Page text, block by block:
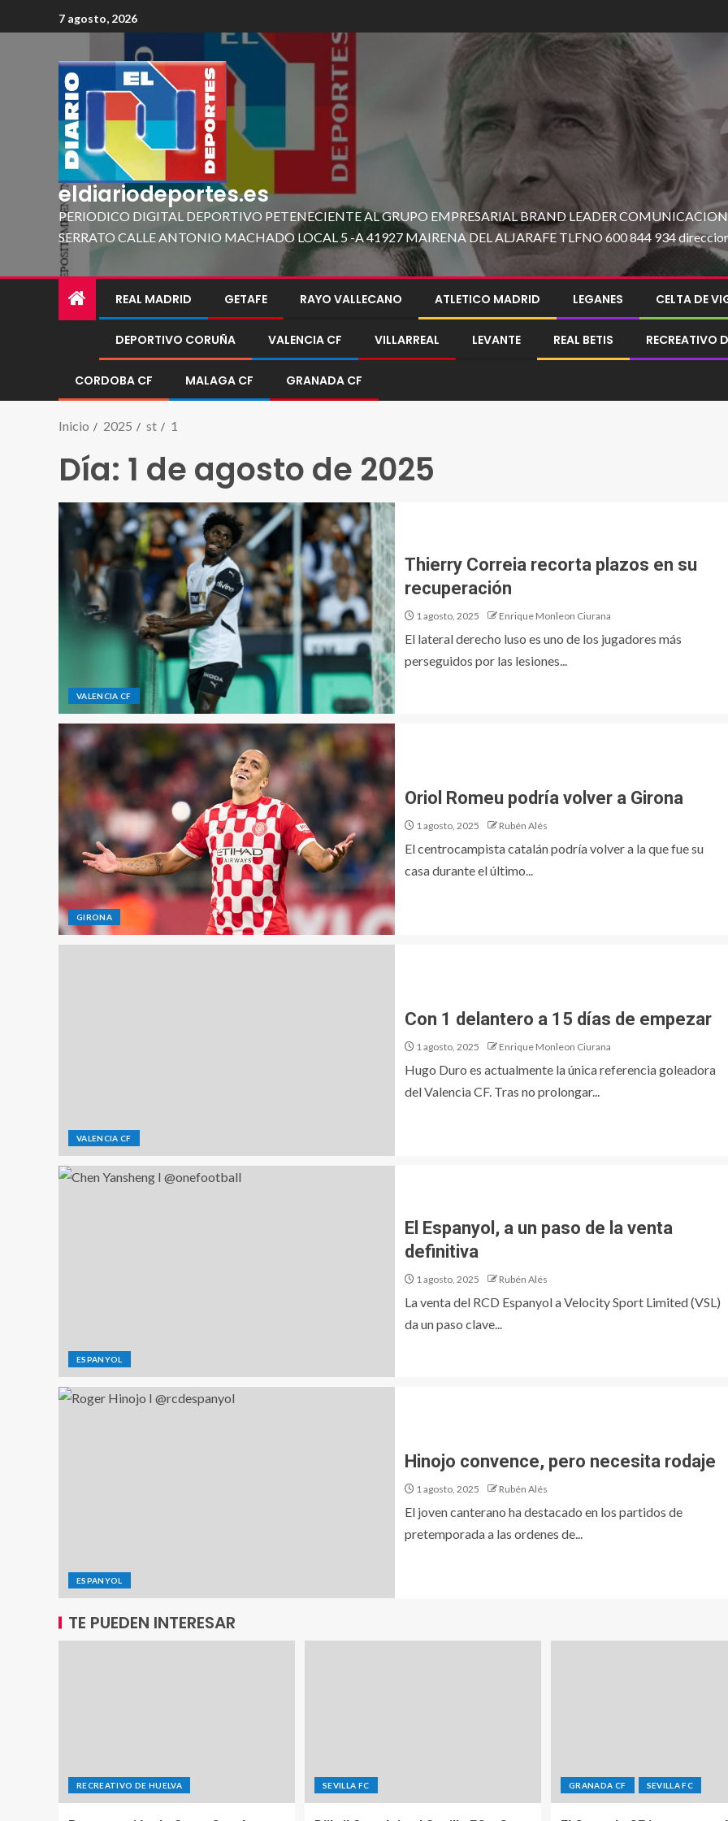
7 agosto, 2026
eldiariodeportes.es
PERIODICO DIGITAL DEPORTIVO PETENECIENTE AL GRUPO EMPRESARIAL BRAND LEADER
SERRATO CALLE ANTONIO MACHADO LOCAL 5 -A 41927 MAIRENA DEL ALJARAFE TLFNO 600 844 934
REAL MADRID GETAFE RAYO VALLECANO ATLETICO MADRID LEGANES CELTA DE
DEPORTIVO CORUÑA VALENCIA CF VILLARREAL LEVANTE REAL BETIS RECREATIVO
CORDOBA CF MALAGA CF GRANADA CF
Inicio 2025 st 1
Día: 1 de agosto de 2025
VALENCIA CF
Thierry Correia recorta plazos en su
recuperación
1 agosto, 2025 Enrique Monleon Ciurana
El lateral derecho luso es uno de los jugadores más
perseguidos por las lesiones...
GIRONA
Oriol Romeu podría volver a Girona
1 agosto, 2025 Rubén Alés
El centrocampista catalán podría volver a la que fue su
casa durante el último...
VALENCIA CF
Con 1 delantero a 15 días de empezar
1 agosto, 2025 Enrique Monleon Ciurana
Hugo Duro es actualmente la única referencia goleadora
del Valencia CF. Tras no prolongar...
ESPANYOL
El Espanyol, a un paso de la venta
definitiva
1 agosto, 2025 Rubén Alés
La venta del RCD Espanyol a Velocity Sport Limited (VSL)
da un paso clave...
ESPANYOL
Hinojo convence, pero necesita rodaje
1 agosto, 2025 Rubén Alés
El joven canterano ha destacado en los partidos de
pretemporada a las ordenes de...
TE PUEDEN INTERESAR
RECREATIVO DE HUELVA SEVILLA FC GRANADA CF SEVILLA FC